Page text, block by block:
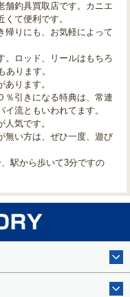
舗釣具買取店です。カニエ
て便利です。
帰りにも、お気軽によって
。ロッド、リールはもちろ
ります。
ります。
％引きになる特典は、常連
流ともいわれてます。
気です。
無い方は、ぜひ一度、遊び
駅から歩いて3分ですの